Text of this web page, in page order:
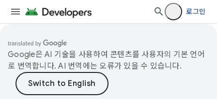
로그인
Google은 AI 기술을 사용하여 콘텐츠를 사용자의 기본 언어
로 번역합니다. AI 번역에는 오류가 있을 수 있습니다.